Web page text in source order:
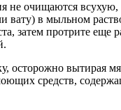
не очищаются всухую,
вату) в мыльном
затем протрите еще
осторожно вытирая
средств,